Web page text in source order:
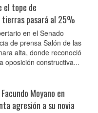
el tope de
pasará al 25%
en el Senado
de prensa Salón de las
alta, donde reconoció
oposición constructiva...
Moyano en
agresión a su novia